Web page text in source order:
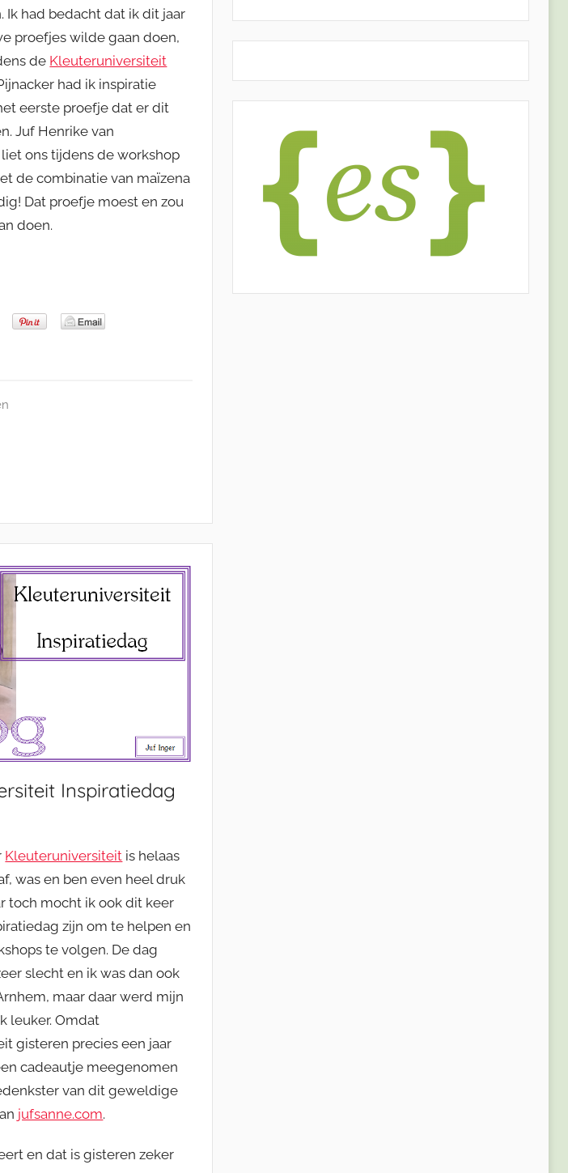
Ik had bedacht dat ik dit jaar
proefjes wilde gaan doen,
de Kleuteruniversiteit
had ik inspiratie
eerste proefje dat er dit
Juf Henrike van
liet ons tijdens de workshop
de combinatie van maïzena
Dat proefje moest en zou
doen.
Inspiratiedag
Kleuteruniversiteit is helaas
was en ben even heel druk
toch mocht ik ook dit keer
zijn om te helpen en
te volgen. De dag
slecht en ik was dan ook
maar daar werd mijn
leuker. Omdat
gisteren precies een jaar
cadeautje meegenomen
van dit geweldige
jufsanne.com.
en dat is gisteren zeker